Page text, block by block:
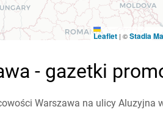
Leaflet | ©Stadia
- gazetki
Warszawa na ulicy Aluzyjna